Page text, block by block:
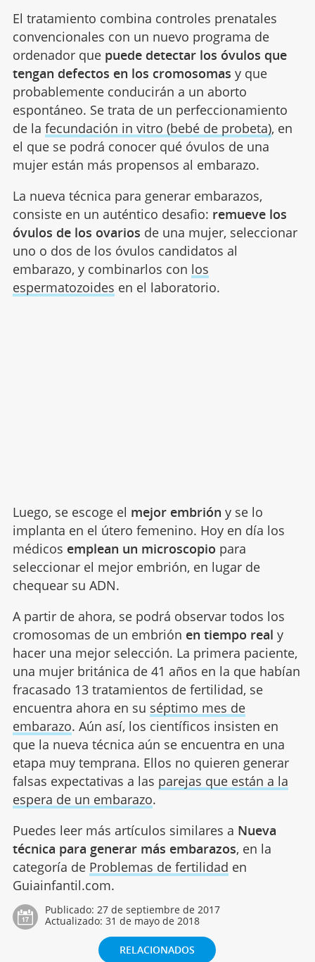
El tratamiento combina controles prenatales
convencionales con un nuevo programa de
ordenador que puede detectar los óvulos que
tengan defectos en los cromosomas y que
probablemente conducirán a un aborto
espontáneo. Se trata de un perfeccionamiento
de la fecundación in vitro (bebé de probeta), en
el que se podrá conocer qué óvulos de una
mujer están más propensos al embarazo.
La nueva técnica para generar embarazos,
consiste en un auténtico desafio: remueve los
óvulos de los ovarios de una mujer, seleccionar
uno o dos de los óvulos candidatos al
embarazo, y combinarlos con los
espermatozoides en el laboratorio.
Luego, se escoge el mejor embrión y se lo
implanta en el útero femenino. Hoy en día los
médicos emplean un microscopio para
seleccionar el mejor embrión, en lugar de
chequear su ADN.
A partir de ahora, se podrá observar todos los
cromosomas de un embrión en tiempo real y
hacer una mejor selección. La primera paciente,
una mujer británica de 41 años en la que habían
fracasado 13 tratamientos de fertilidad, se
encuentra ahora en su séptimo mes de
embarazo. Aún así, los científicos insisten en
que la nueva técnica aún se encuentra en una
etapa muy temprana. Ellos no quieren generar
falsas expectativas a las parejas que están a la
espera de un embarazo.
Puedes leer más artículos similares a Nueva
técnica para generar más embarazos, en la
categoría de Problemas de fertilidad en
Guiainfantil.com.
Publicado: 27 de septiembre de 2017
Actualizado: 31 de mayo de 2018
RELACIONADOS